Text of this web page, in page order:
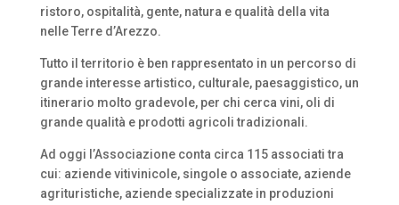
ristoro, ospitalità, gente, natura e qualità della vita
nelle Terre d’Arezzo.
Tutto il territorio è ben rappresentato in un percorso di
grande interesse artistico, culturale, paesaggistico, un
itinerario molto gradevole, per chi cerca vini, oli di
grande qualità e prodotti agricoli tradizionali.
Ad oggi l’Associazione conta circa 115 associati tra
cui: aziende vitivinicole, singole o associate, aziende
agrituristiche, aziende specializzate in produzioni